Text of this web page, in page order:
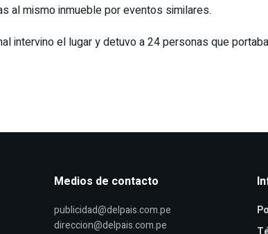
al mismo inmueble por eventos similares.
intervino el lugar y detuvo a 24 personas que
Medios de contacto
publicidad@delpais.com.pe
direccion@delpais.com.pe